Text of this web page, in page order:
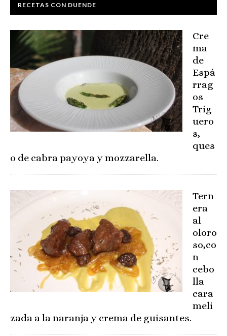
RECETAS CON DUENDE
Cre
ma
de
Espá
rrag
os
Trig
uero
s,
ques
o de cabra payoya y mozzarella.
Tern
era
al
oloro
so,co
n
cebo
lla
cara
meli
zada a la naranja y crema de guisantes.